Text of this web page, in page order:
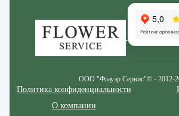
ООО "Флауэр Сервис"© - 2012-
Политика конфиденциальности
О компании